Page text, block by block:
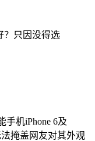
机iPhone 6及
掩盖网友对其外观